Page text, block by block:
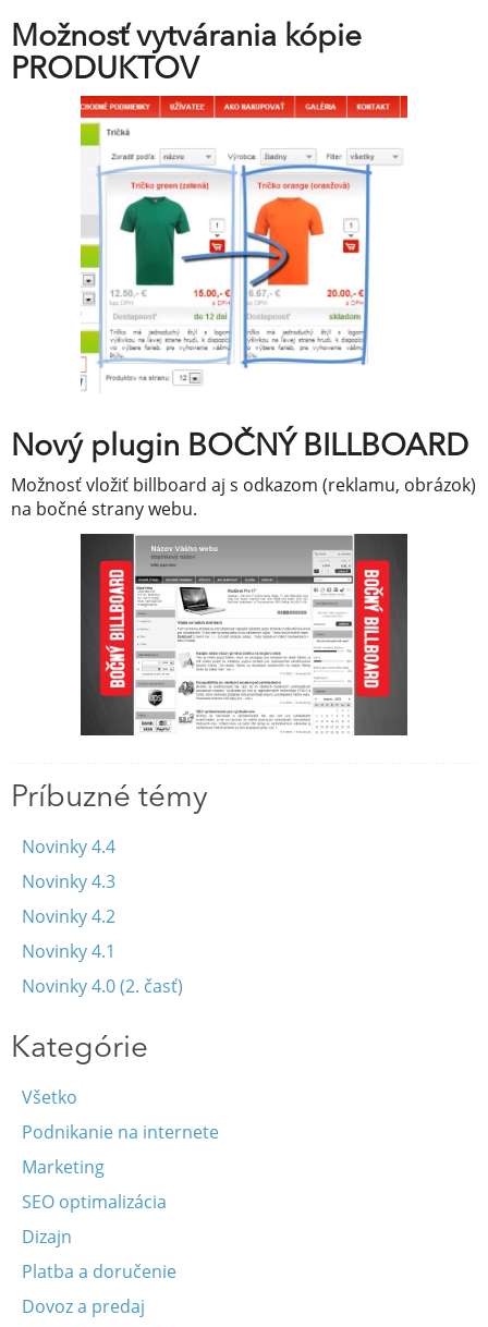
Možnosť vytvárania kópie
PRODUKTOV
Nový plugin BOČNÝ BILLBOARD
Možnosť vložiť billboard aj s odkazom (reklamu, obrázok)
na bočné strany webu.
Príbuzné témy
Novinky 4.4
Novinky 4.3
Novinky 4.2
Novinky 4.1
Novinky 4.0 (2. časť)
Kategórie
Všetko
Podnikanie na internete
Marketing
SEO optimalizácia
Dizajn
Platba a doručenie
Dovoz a predaj